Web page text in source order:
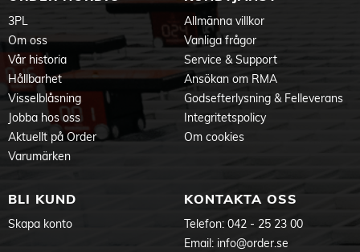
3PL
Om oss
Vår historia
Hållbarhet
Visselblåsning
Jobba hos oss
Aktuellt på Order
Varumärken
Allmänna villkor
Vanliga frågor
Service & Support
Ansökan om RMA
Godsefterlysning & Felleverans
Integritetspolicy
Om cookies
BLI KUND
Skapa konto
KONTAKTA OSS
Telefon: 042 - 25 23 00
Email: info@order.se